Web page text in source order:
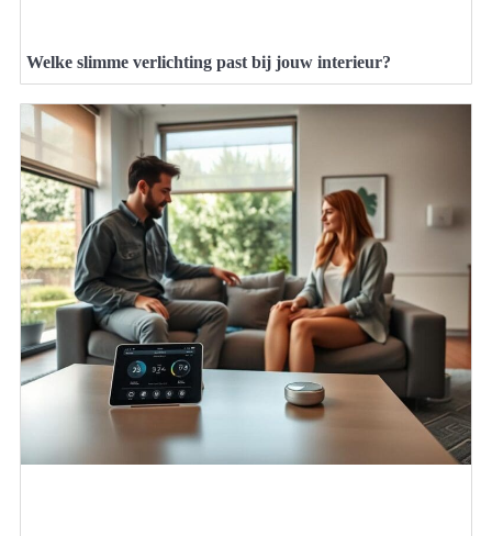
Welke slimme verlichting past bij jouw interieur?